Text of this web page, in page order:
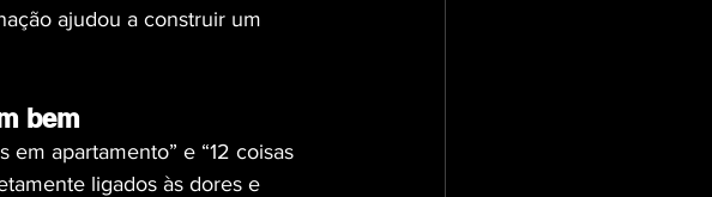
ajudou a construir um
bem
apartamento” e “12 coisas
ligados às dores e